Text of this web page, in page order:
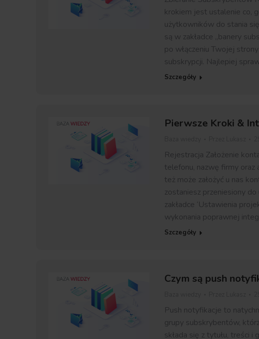
krokiem jest ustalenie co,
użytkowników do stania
są w zakładce „banery
po włączeniu Twojej
subskrypcji. Najlepiej
Szczegóły
Pierwsze Kroki &
Rejestracja Założenie
telefonu, nazwę firmy
też może założyć u nas
zostaniesz przeniesiony
zakładce ‘Ustawienia
wykonania poprawnej
Szczegóły
Czym są push
Push notyfikacje to
grupy subskrybentów,
składa się z tytułu, treści